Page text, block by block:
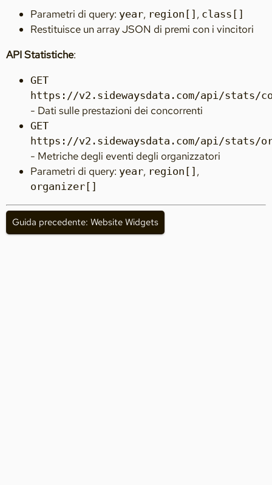
Parametri di query: year, region[] , class[]
Restituisce un array JSON di premi con i vincitori
API Statistiche:
GET
https://v2.sidewaysdata.com/api/stats/
- Dati sulle prestazioni dei concorrenti
GET
https://v2.sidewaysdata.com/api/stats/
- Metriche degli eventi degli organizzatori
Parametri di query: year, region[] ,
organizer[]
Guida precedente: Website Widgets